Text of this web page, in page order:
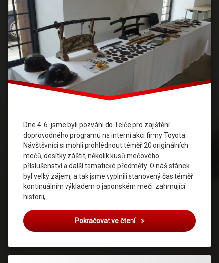
Dne 4. 6. jsme byli pozváni do Telče pro zajištění
doprovodného programu na interní akci firmy Toyota.
Návštěvníci si mohli prohlédnout téměř 20 originálních
mečů, desítky záštit, několik kusů mečového
příslušenství a další tematické předměty. O náš stánek
byl velký zájem, a tak jsme vyplnili stanovený čas téměř
kontinuálním výkladem o japonském meči, zahrnující
historii, …
Pokračovat ve čteníDoprovodný program na